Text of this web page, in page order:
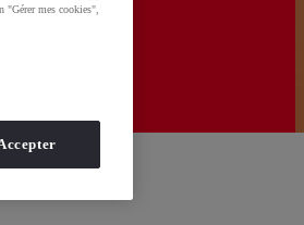
"Gérer mes cookies",